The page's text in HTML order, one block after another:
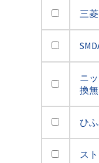
三
ニ
換無
ひ
ス